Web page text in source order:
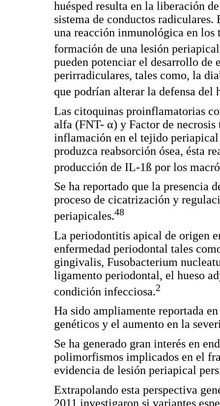
huésped resulta en la liberación
sistema de conductos radiculares.
una reacción inmunológica en los
formación de una lesión
pueden potenciar el desarrollo de
perirradiculares, tales como, la
que podrían alterar la defensa del
Las citoquinas proinflamatorias
alfa (FNT- α) y Factor de
inflamación en el tejido periapical
produzca reabsorción ósea, ésta
producción de IL-1ß por los
Se ha reportado que la presencia
proceso de cicatrización y
periapicales.48
La periodontitis apical de origen
enfermedad periodontal tales
gingivalis, Fusobacterium
ligamento periodontal, el hueso
condición infecciosa.2
Ha sido ampliamente reportada
genéticos y el aumento en la
Se ha generado gran interés en
polimorfismos implicados en el
evidencia de lesión periapical
Extrapolando esta perspectiva
2011 investigaron si variantes